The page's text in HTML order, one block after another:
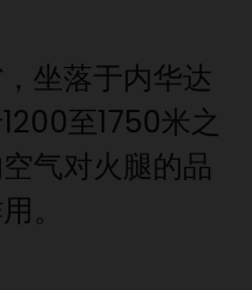
坐落于内华达
至1750米之
气对火腿的品
。